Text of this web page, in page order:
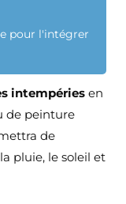
pour l'intégrer
intempéries en
de peinture
de
pluie, le soleil et